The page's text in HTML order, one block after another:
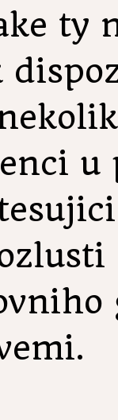
ty
u